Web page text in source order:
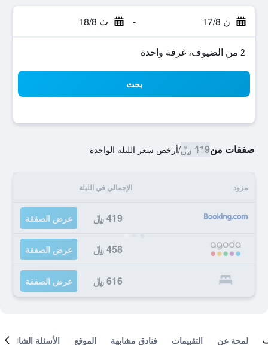
ن 17/8 - ث 18/8
2 من الضيوف، غرفة واحدة
بحث
صفقات من419 ﷼ /أرخص سعر الليلة الواحدة
مزود الإجمالي في الليلة
419 ﷼ عرض الصفقة
458 ﷼ عرض الصفقة
616 ﷼ عرض الصفقة
لمحة عن التقييمات فنادق مشابهة الموقع الأسئلة الشائعة